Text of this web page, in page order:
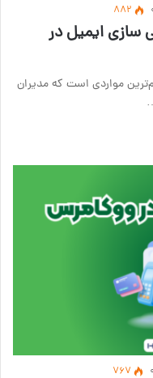
882
ایمیل در
مواردی است که مدیران
۰ 767